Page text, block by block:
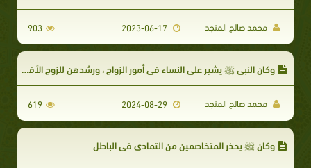
محمد صالح المنجد 903
وكان النبي ﷺ يشير على النساء في أمور الزواج ، ورشدهن للزوج الأفضل
محمد صالح المنجد 2024-08-29
619
وكان ﷺ يحذر المتخاصمين من التمادي في الباطل